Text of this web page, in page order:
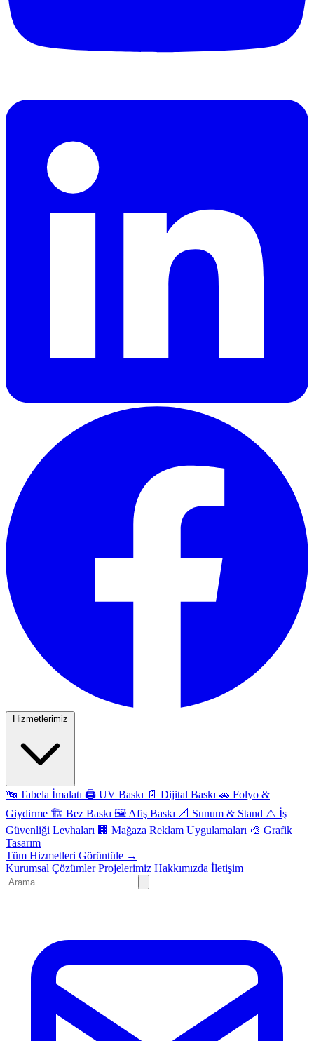
🔤 Tabela İmalatı 🖨️ UV Baskı 📄 Dijital Baskı 🚗 Folyo &
Giydirme 🏗️ Bez Baskı 🖼️ Afiş Baskı 📐 Sunum & Stand ⚠️ İş
Güvenliği Levhaları 🏢 Mağaza Reklam Uygulamaları 🎨 Grafik
Tasarım
Tüm Hizmetleri Görüntüle →
Kurumsal ÇözümlerProjelerimiz Hakkımızda İletişim